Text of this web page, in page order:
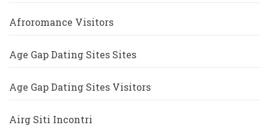
Afroromance Visitors
Age Gap Dating Sites Sites
Age Gap Dating Sites Visitors
Airg Siti Incontri